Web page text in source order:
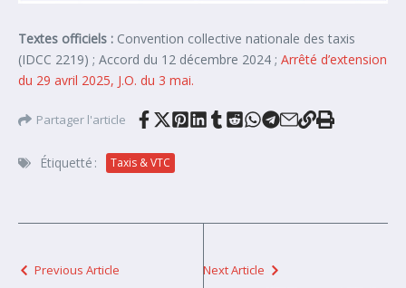
Textes officiels : Convention collective nationale des taxis
(IDCC 2219) ; Accord du 12 décembre 2024 ; Arrêté d’extension
du 29 avril 2025, J.O. du 3 mai.
Partager l'article
Étiquetté : Taxis & VTC
Previous Article Next Article